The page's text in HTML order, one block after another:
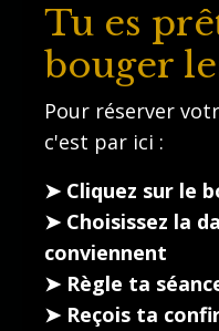
Tu es
bouger
Pour réserver
c'est par ici :
➤ Cliquez sur le
➤ Choisissez la
conviennent
➤ Règle ta
➤ Reçois ta